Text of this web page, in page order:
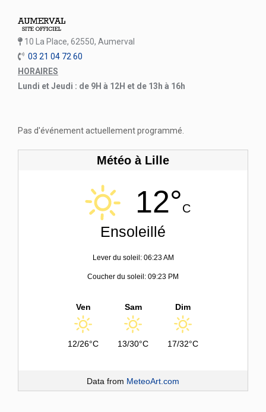
10 La Place, 62550, Aumerval
03 21 04 72 60
HORAIRES
Lundi et Jeudi : de 9H à 12H et de 13h à 16h
Pas d'événement actuellement programmé.
Météo à Lille
12°C
Ensoleillé
Lever du soleil: 06:23 AM
Coucher du soleil: 09:23 PM
Ven
12/26°C
Sam
13/30°C
Dim
17/32°C
Data from MeteoArt.com